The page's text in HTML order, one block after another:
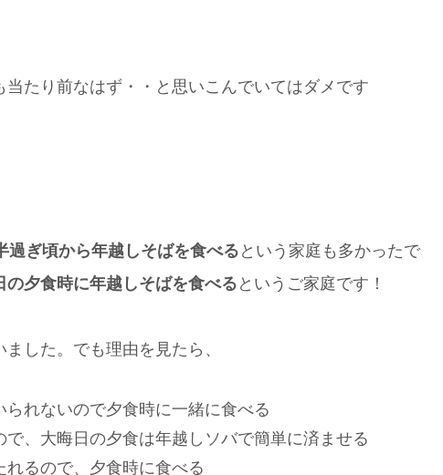
たり前なはず・・と思いこんでいてはダメです
過ぎ頃から年越しそばを食べる という家庭も多かったで
の夕食時に年越しそばを食べる というご家庭です！
した。でも理由を見たら、
られないので夕食時に一緒に食べる
で、大晦日の夕食は年越しソバで簡単に済ませる
れるので、夕食時に食べる